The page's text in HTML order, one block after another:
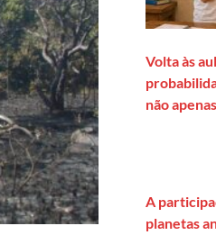
Volta às
não
A
planetas